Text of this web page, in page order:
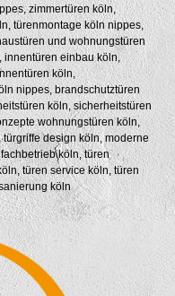
zimmertüren köln,
türenmontage köln nippes,
und wohnungstüren
innentüren einbau köln,
köln,
nippes, brandschutztüren
köln, sicherheitstüren
wohnungstüren köln,
design köln, moderne
köln, türen
türen service köln, türen
köln